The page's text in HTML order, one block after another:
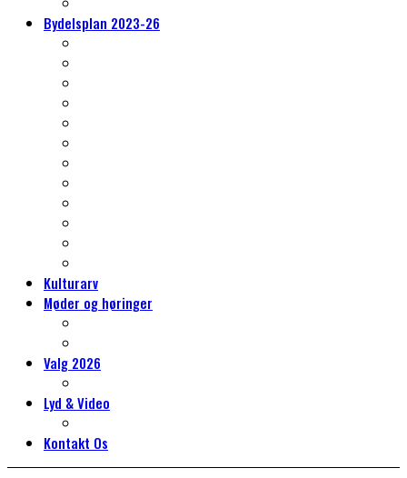
Bydelsplan 2023-26
Kulturarv
Møder og høringer
Valg 2026
Lyd & Video
Kontakt Os